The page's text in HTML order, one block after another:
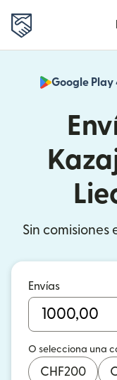
Google Play
Sin comisiones
Envías
O selecciona una
CHF200